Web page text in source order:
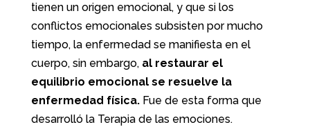
tienen un origen emocional, y que si los
conflictos emocionales subsisten por mucho
tiempo, la enfermedad se manifiesta en el
cuerpo, sin embargo, al restaurar el
equilibrio emocional se resuelve la
enfermedad física. Fue de esta forma que
desarrolló la Terapia de las emociones.